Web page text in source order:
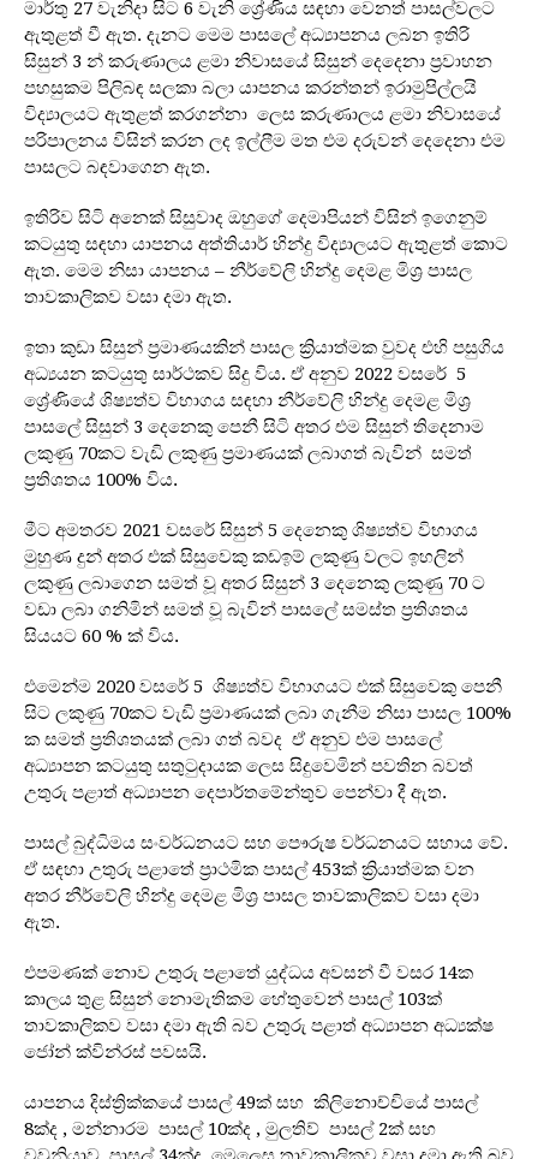
මාර්තු 27 වැනිදා සිට 6 වැනි ශ්‍රේණිය සඳහා වෙනත් පාසල්වලට
ඇතුළත් වී ඇත. දැනට මෙම පාසලේ අධ්‍යාපනය ලබන ඉතිරි
සිසුන් 3 න් කරුණාලය ළමා නිවාසයේ සිසුන් දෙදෙනා ප්‍රවාහන
පහසුකම පිලිබඳ සලකා බලා යාපනය කරන්තන් ඉරාමුපිල්ලයි
විද්‍යාලයට ඇතුළත් කරගන්නා ලෙස කරුණාලය ළමා නිවාසයේ
පරිපාලනය විසින් කරන ලද ඉල්ලීම මත එම දරුවන් දෙදෙනා එම
පාසලට බඳවාගෙන ඇත.
ඉතිරිව සිටි අනෙක් සිසුවාද ඔහුගේ දෙමාපියන් විසින් ඉගෙනුම්
කටයුතු සඳහා යාපනය අත්තියාර් හින්දු විද්‍යාලයට ඇතුළත් කොට
ඇත. මෙම නිසා යාපනය – නීර්වේලි හින්දු දෙමළ මිශ්‍ර පාසල
තාවකාලිකව වසා දමා ඇත.
ඉතා කුඩා සිසුන් ප්‍රමාණයකින් පාසල ක්‍රියාත්මක වුවද එහි පසුගිය
අධ්‍යයන කටයුතු සාර්ථකව සිදු විය. ඒ අනුව 2022 වසරේ 5
ශ්‍රේණියේ ශිෂ්‍යත්ව විභාගය සඳහා නීර්වේලි හින්දු දෙමළ මිශ්‍ර
පාසලේ සිසුන් 3 දෙනෙකු පෙනී සිටි අතර එම සිසුන් තිදෙනාම
ලකුණු 70කට වැඩි ලකුණු ප්‍රමාණයක් ලබාගත් බැවින් සමත්
ප්‍රතිශතය 100% විය.
මීට අමතරව 2021 වසරේ සිසුන් 5 දෙනෙකු ශිෂ්‍යත්ව විභාගය
මුහුණ දුන් අතර එක් සිසුවෙකු කඩඉම් ලකුණු වලට ඉහලින්
ලකුණු ලබාගෙන සමත් වූ අතර සිසුන් 3 දෙනෙකු ලකුණු 70 ට
වඩා ලබා ගනිමින් සමත් වූ බැවින් පාසලේ සමස්ත ප්‍රතිශතය
සියයට 60 % ක් විය.
එමෙන්ම 2020 වසරේ 5 ශිෂ්‍යත්ව විභාගයට එක් සිසුවෙකු පෙනී
සිට ලකුණු 70කට වැඩි ප්‍රමාණයක් ලබා ගැනීම නිසා පාසල 100%
ක සමත් ප්‍රතිශතයක් ලබා ගත් බවද ඒ අනුව එම පාසලේ
අධ්‍යාපන කටයුතු සතුටුදායක ලෙස සිදුවෙමින් පවතින බවත්
උතුරු පළාත් අධ්‍යාපන දෙපාර්තමේන්තුව පෙන්වා දී ඇත.
පාසල් බුද්ධිමය සංවර්ධනයට සහ පෞරුෂ වර්ධනයට සහාය වේ.
ඒ සඳහා උතුරු පළාතේ ප්‍රාථමික පාසල් 453ක් ක්‍රියාත්මක වන
අතර නීර්වේලි හින්දු දෙමළ මිශ්‍ර පාසල තාවකාලිකව වසා දමා
ඇත.
එපමණක් නොව උතුරු පළාතේ යුද්ධය අවසන් වී වසර 14ක
කාලය තුළ සිසුන් නොමැතිකම හේතුවෙන් පාසල් 103ක්
තාවකාලිකව වසා දමා ඇති බව උතුරු පළාත් අධ්‍යාපන අධ්‍යක්ෂ
ජෝන් ක්වින්රස් පවසයි.
යාපනය දිස්ත්‍රික්කයේ පාසල් 49ක් සහ කිලිනොච්චියේ පාසල්
8ක්ද , මන්නාරම පාසල් 10ක්ද , මුලතිව් පාසල් 2ක් සහ